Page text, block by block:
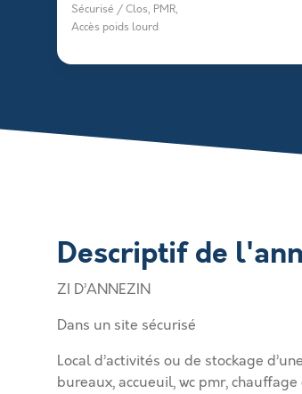
Sécurisé / Clos, PMR,
Accès poids lourd
Descriptif de
ZI D’ANNEZIN
Dans un site sécurisé
Local d’activités ou de stockage
bureaux, accueuil, wc pmr,